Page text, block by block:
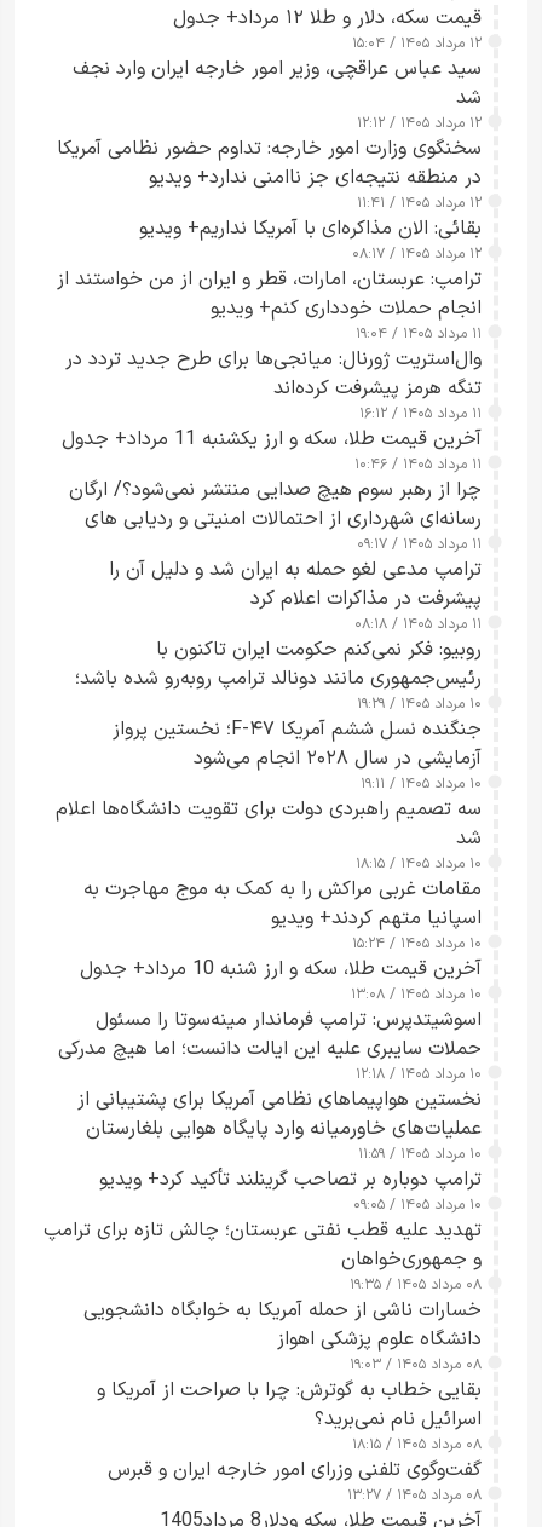
قیمت سکه، دلار و طلا ۱۲ مرداد+ جدول
۱۲ مرداد ۱۴۰۵ / ۱۵:۰۴
سید عباس عراقچی، وزیر امور خارجه ایران وارد نجف
شد
۱۲ مرداد ۱۴۰۵ / ۱۲:۱۲
سخنگوی وزارت امور خارجه: تداوم حضور نظامی آمریکا
در منطقه نتیجه‌ای جز ناامنی ندارد+ ویدیو
۱۲ مرداد ۱۴۰۵ / ۱۱:۴۱
بقائی: الان مذاکره‌ای با آمریکا نداریم+ ویدیو
۱۲ مرداد ۱۴۰۵ / ۰۸:۱۷
ترامپ: عربستان، امارات، قطر و ایران از من خواستند از
انجام حملات خودداری کنم+ ویدیو
۱۱ مرداد ۱۴۰۵ / ۱۹:۰۴
وال‌استریت ژورنال: میانجی‌ها برای طرح جدید تردد در
تنگه هرمز پیشرفت کرده‌اند
۱۱ مرداد ۱۴۰۵ / ۱۶:۱۲
آخرین قیمت طلا، سکه و ارز یکشنبه 11 مرداد+ جدول
۱۱ مرداد ۱۴۰۵ / ۱۰:۴۶
چرا از رهبر سوم هیچ صدایی منتشر نمی‌شود؟/ ارگان
رسانه‌ای شهرداری از احتمالات امنیتی و ردیابی های
جاسوسی گفت
۱۱ مرداد ۱۴۰۵ / ۰۹:۱۷
ترامپ مدعی لغو حمله به ایران شد و دلیل آن را
پیشرفت در مذاکرات اعلام کرد
۱۱ مرداد ۱۴۰۵ / ۰۸:۱۸
روبیو: فکر نمی‌کنم حکومت ایران تاکنون با
رئیس‌جمهوری مانند دونالد ترامپ روبه‌رو شده باشد؛
کسی که واقعاً دست به اقدام می‌زند
۱۰ مرداد ۱۴۰۵ / ۱۹:۲۹
جنگنده نسل ششم آمریکا F-۴۷؛ نخستین پرواز
آزمایشی در سال ۲۰۲۸ انجام می‌شود
۱۰ مرداد ۱۴۰۵ / ۱۹:۱۱
سه تصمیم راهبردی دولت برای تقویت دانشگاه‌ها اعلام
شد
۱۰ مرداد ۱۴۰۵ / ۱۸:۱۵
مقامات غربی مراکش را به کمک به موج مهاجرت به
اسپانیا متهم کردند+ ویدیو
۱۰ مرداد ۱۴۰۵ / ۱۵:۲۴
آخرین قیمت طلا، سکه و ارز شنبه 10 مرداد+ جدول
۱۰ مرداد ۱۴۰۵ / ۱۳:۰۸
اسوشیتدپرس: ترامپ فرماندار مینه‌سوتا را مسئول
حملات سایبری علیه این ایالت دانست؛ اما هیچ مدرکی
ارائه نکرد
۱۰ مرداد ۱۴۰۵ / ۱۲:۱۸
نخستین هواپیماهای نظامی آمریکا برای پشتیبانی از
عملیات‌های خاورمیانه وارد پایگاه هوایی بلغارستان
شدند
۱۰ مرداد ۱۴۰۵ / ۱۱:۵۹
ترامپ دوباره بر تصاحب گرینلند تأکید کرد+ ویدیو
۱۰ مرداد ۱۴۰۵ / ۰۹:۰۵
تهدید علیه قطب نفتی عربستان؛ چالش تازه برای ترامپ
و جمهوری‌خواهان
۰۸ مرداد ۱۴۰۵ / ۱۹:۳۵
خسارات ناشی از حمله آمریکا به خوابگاه دانشجویی
دانشگاه علوم پزشکی اهواز
۰۸ مرداد ۱۴۰۵ / ۱۹:۰۳
بقایی خطاب به گوترش: چرا با صراحت از آمریکا و
اسرائیل نام نمی‌برید؟
۰۸ مرداد ۱۴۰۵ / ۱۸:۱۵
گفت‌وگوی تلفنی وزرای امور خارجه ایران و قبرس
۰۸ مرداد ۱۴۰۵ / ۱۳:۲۷
آخرین قیمت طلا، سکه ودلار8 مرداد1405